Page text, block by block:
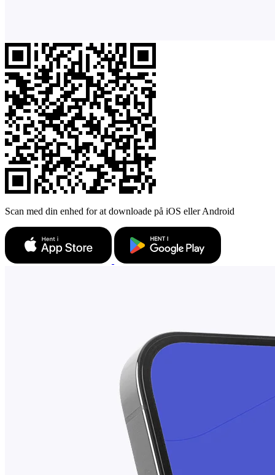
Scan med din enhed for at downloade på iOS eller Android